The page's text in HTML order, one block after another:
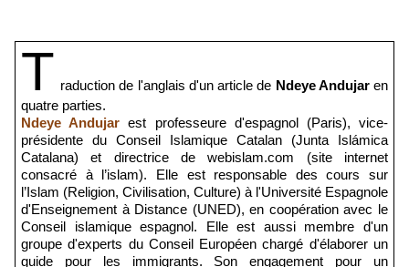
T raduction de l'anglais d'un article de Ndeye Andujaren
quatre parties.
Ndeye Andujarest professeure d'espagnol (Paris), vice-
présidente du Conseil Islamique Catalan (Junta Islámica
Catalana) et directrice de webislam.com (site internet
consacré à l’islam). Elle est responsable des cours sur
l’Islam (Religion, Civilisation, Culture) à l'Université Espagnole
d'Enseignement à Distance (UNED), en coopération avec le
Conseil islamique espagnol. Elle est aussi membre d'un
groupe d'experts du Conseil Européen chargé d'élaborer un
guide pour les immigrants. Son engagement pour un